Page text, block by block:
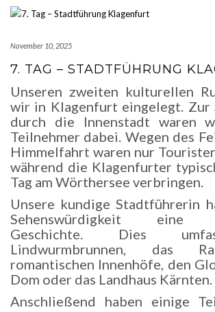
November 10, 2025
7. TAG – STADTFÜHRUNG
Unseren zweiten kulturellen
wir in Klagenfurt eingelegt. Zur
durch die Innenstadt waren
Teilnehmer dabei. Wegen des
Himmelfahrt waren nur
während die Klagenfurter
Tag am Wörthersee verbringen.
Unsere kundige Stadtführerin
Sehenswürdigkeit eine
Geschichte. Dies
Lindwurmbrunnen, das
romantischen Innenhöfe, den
Dom oder das Landhaus Kärnten.
Anschließend haben einige